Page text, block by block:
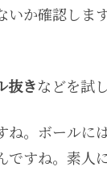
か確認しま
抜きなどを試
ね。ボールに
すね。素人